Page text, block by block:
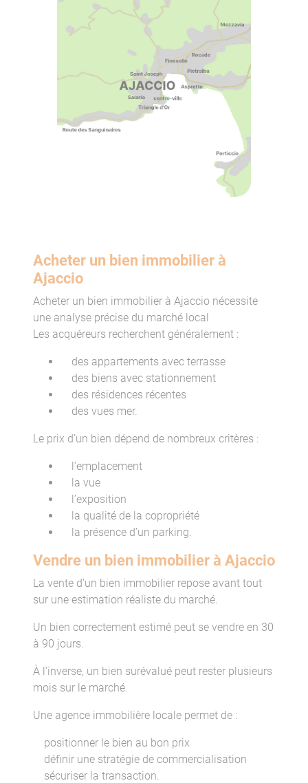
Acheter un bien immobilier à
Ajaccio
Acheter un bien immobilier à Ajaccio nécessite
une analyse précise du marché local
Les acquéreurs recherchent généralement :
des appartements avec terrasse
des biens avec stationnement
des résidences récentes
des vues mer.
Le prix d’un bien dépend de nombreux critères :
l’emplacement
la vue
l’exposition
la qualité de la copropriété
la présence d’un parking.
Vendre un bien immobilier à Ajaccio
La vente d’un bien immobilier repose avant tout
sur une estimation réaliste du marché.
Un bien correctement estimé peut se vendre en 30
à 90 jours.
À l’inverse, un bien surévalué peut rester plusieurs
mois sur le marché.
Une agence immobilière locale permet de :
positionner le bien au bon prix
définir une stratégie de commercialisation
sécuriser la transaction.